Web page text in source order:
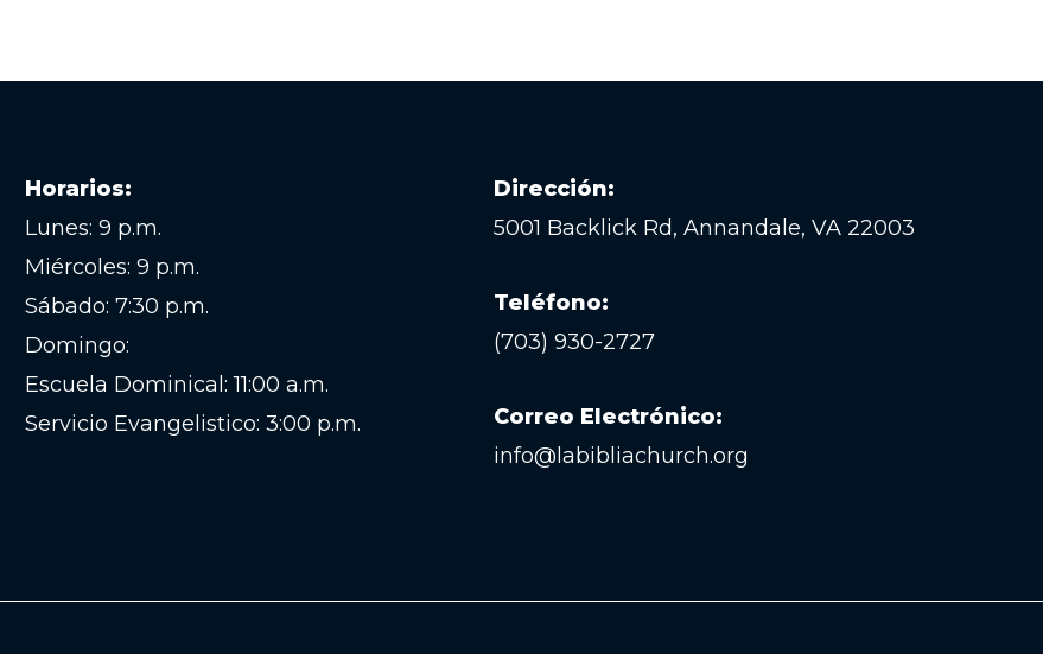
Horarios:
Lunes: 9 p.m.
Miércoles: 9 p.m.
Sábado: 7:30 p.m.
Domingo:
Escuela Dominical: 11:00 a.m.
Servicio Evangelistico: 3:00 p.m.
Dirección:
5001 Backlick Rd, Annandale, VA 22003
Teléfono:
(703) 930-2727
Correo Electrónico:
info@labibliachurch.org